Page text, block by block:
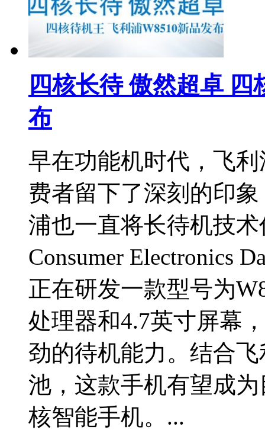
四核长待 傲然超卓
布
早在功能机时代，飞
费者留下了深刻的印
浦也一直将长待机技
Consumer Electronics
正在研发一款型号为
处理器和4.7英寸屏幕
劲的待机能力。结合
池，这款手机有望成
核智能手机。...